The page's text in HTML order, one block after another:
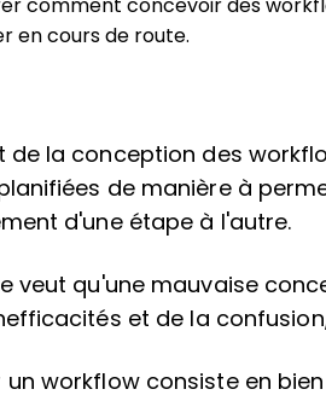
comment concevoir des
en cours de route.
de la conception des
de manière à
d'une étape à l'autre.
veut qu'une mauvaise
et de la
un workflow consiste en